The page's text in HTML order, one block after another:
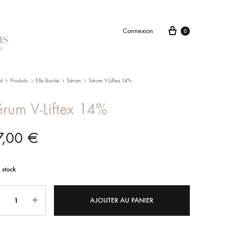
Connexion 0
Produits Ella Baché Sérum Sérum V-Liftex 14%
V-Liftex 14%
€
AJOUTER AU PANIER